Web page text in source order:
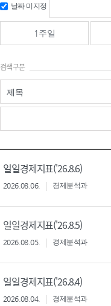
날짜 미지정
1주일
검색구분
제목
일일경제지표('26.8.6)
2026.08.06. 경제분석과
일일경제지표('26.8.5)
2026.08.05. 경제분석과
일일경제지표('26.8.4)
2026.08.04. 경제분석과